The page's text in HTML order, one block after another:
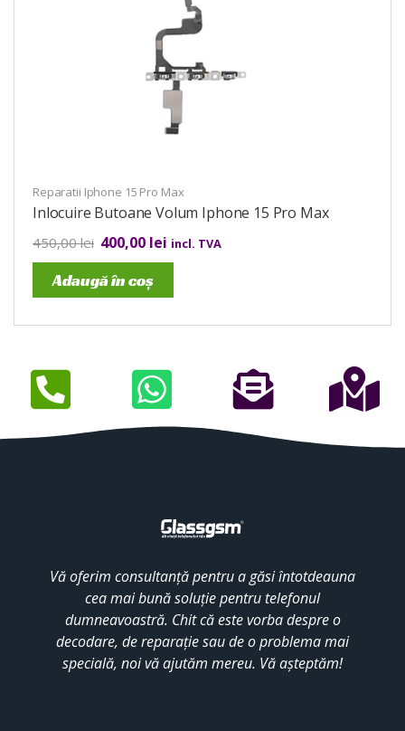
Reparatii Iphone 15 Pro Max
Inlocuire Butoane Volum Iphone 15 Pro Max
450,00lei 400,00 lei incl. TVA
Adaugă în coș
Vă oferim consultanță pentru a găsi întotdeauna
cea mai bună soluție pentru telefonul
dumneavoastră. Chit că este vorba despre o
decodare, de reparație sau de o problema mai
specială, noi vă ajutăm mereu. Vă așteptăm!